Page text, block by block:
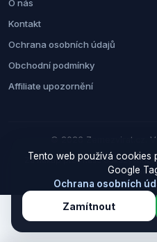
O nás
Kontakt
Ochrana osobních údajů
Obchodní podmínky
Affiliate upozornění
© 2026 Zemezvirat.cz.
Za nákup přes naše odkazy
Tento web používá cookies
Google
Ochrana osobních
Zamítnout